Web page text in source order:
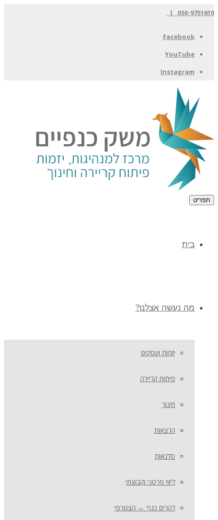
050-9751610 |
Facebook
YouTube
Instagram
תפריט
בית
מה נעשה אצלנו?
יזמות ועסקים
פיתוח קריירה
חינוך
הרצאות
סדנאות
ליווי פרטני וקבוצתי
להרים כנף ← הצטרפי